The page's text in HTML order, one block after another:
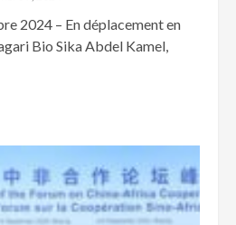
2024 – En déplacement en
Bio Sika Abdel Kamel,